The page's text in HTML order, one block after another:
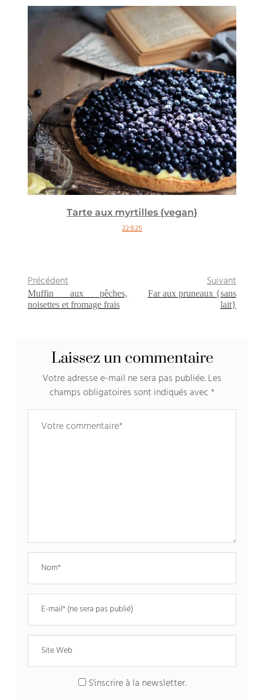
Tarte aux myrtilles {vegan}
22.9.25
Précédent
Muffin aux pêches,
noisettes et fromage frais
Suivant
Far aux pruneaux {sans
lait}
Laissez un commentaire
Votre adresse e-mail ne sera pas publiée.Les
champs obligatoires sont indiqués avec*
S'inscrire à la newsletter.